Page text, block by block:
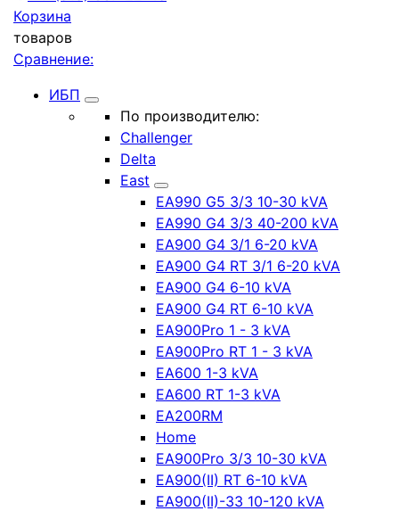
Корзина
товаров
Сравнение:
ИБП
По производителю:
Challenger
Delta
East
EA990 G5 3/3 10-30 kVA
EA990 G4 3/3 40-200 kVA
EA900 G4 3/1 6-20 kVA
EA900 G4 RT 3/1 6-20 kVA
EA900 G4 6-10 kVA
EA900 G4 RT 6-10 kVA
EA900Pro 1 - 3 kVA
EA900Pro RT 1 - 3 kVA
EA600 1-3 kVA
EA600 RT 1-3 kVA
EA200RM
Home
EA900Pro 3/3 10-30 kVA
EA900(II) RT 6-10 kVA
EA900(II)-33 10-120 kVA